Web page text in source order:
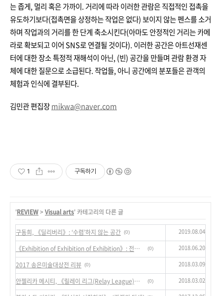
는 좁게, 멀리 혹은 가까이. 거리에 따라 이러한 관람은 직접적인 접촉을
유도하기보다(접촉면을 상정하는 작업은 없다) 보이지 않는 펜스를 소거
하며 작업과의 거리를 한 단계 축소시킨다(아마도 안정적인 거리는 카메
라로 확보되고 이어 SNS로 연결될 것이다). 이러한 공간은 아트선재센
터에 대한 장소 특정적 재해석이 아닌, (빈) 공간을 만들며 관람 환경 자
체에 대한 질문으로 소급된다. 작업들, 아니 공간에의 분포들은 관객의
체험과 인식에 결부된다.
김민관 편집장mikwa@naver.com
1 구독하기
'REVIEW> Visual arts' 카테고리의 다른 글
구동희, 《딜리버리》: ‘수렴’하지 않는 공간 (0) 2019.08.04
《Exhibition of Exhibition of Exhibition》: 전시라는 이름을 작동시키기 (0) 2018.06.20
2017 송은미술대상전 리뷰 (0) 2018.03.09
안젤리카 메시티, 《릴레이 리그(Relay League)》: 번역의 수행적 확장 (0) 2018.03.02